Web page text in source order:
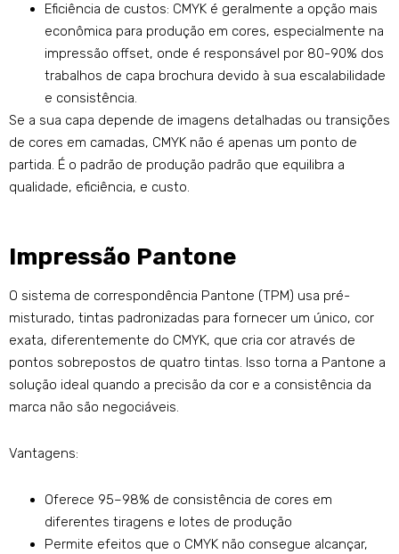
Eficiência de custos: CMYK é geralmente a opção mais
econômica para produção em cores, especialmente na
impressão offset, onde é responsável por 80-90% dos
trabalhos de capa brochura devido à sua escalabilidade
e consistência.
Se a sua capa depende de imagens detalhadas ou transições
de cores em camadas, CMYK não é apenas um ponto de
partida. É o padrão de produção padrão que equilibra a
qualidade, eficiência, e custo.
Impressão Pantone
O sistema de correspondência Pantone (TPM) usa pré-
misturado, tintas padronizadas para fornecer um único, cor
exata, diferentemente do CMYK, que cria cor através de
pontos sobrepostos de quatro tintas. Isso torna a Pantone a
solução ideal quando a precisão da cor e a consistência da
marca não são negociáveis.
Vantagens:
Oferece 95–98% de consistência de cores em
diferentes tiragens e lotes de produção
Permite efeitos que o CMYK não consegue alcançar,